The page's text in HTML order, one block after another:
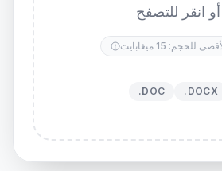
أو انقر للتصفح
للحجم: 15 ميغابايت
.DOC .DOCX